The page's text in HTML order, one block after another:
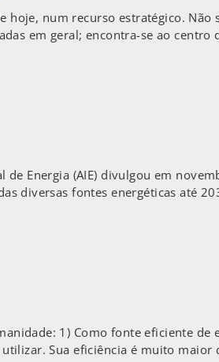
num recurso estratégico.
em geral; encontra-se ao
de Energia (AIE) divulgou em
diversas fontes energéticas até
1) Como fonte eficiente
Sua eficiência é muito maior